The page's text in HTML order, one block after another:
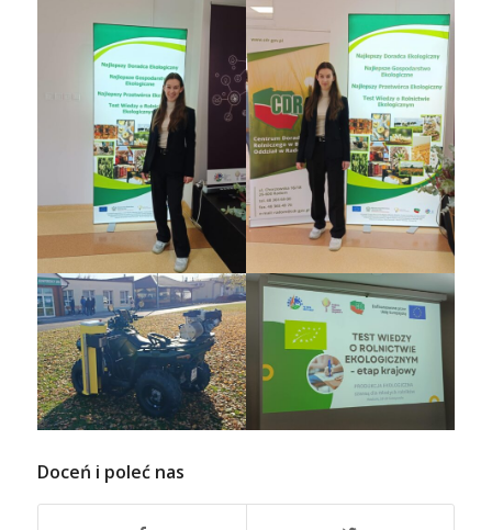
Doceń i poleć nas